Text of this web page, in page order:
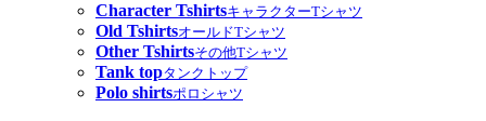
Character TshirtsキャラクターTシャツ
Old TshirtsオールドTシャツ
Other Tshirtsその他Tシャツ
Tank topタンクトップ
Polo shirtsポロシャツ